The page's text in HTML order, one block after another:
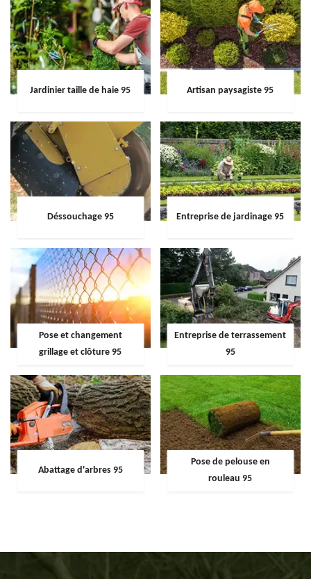
Jardinier taille de haie 95 Artisan paysagiste 95
Déssouchage 95 Entreprise de jardinage 95
Pose et changement
grillage et clôture 95
Entreprise de terrassement
95
Abattage d'arbres 95
Pose de pelouse en
rouleau 95